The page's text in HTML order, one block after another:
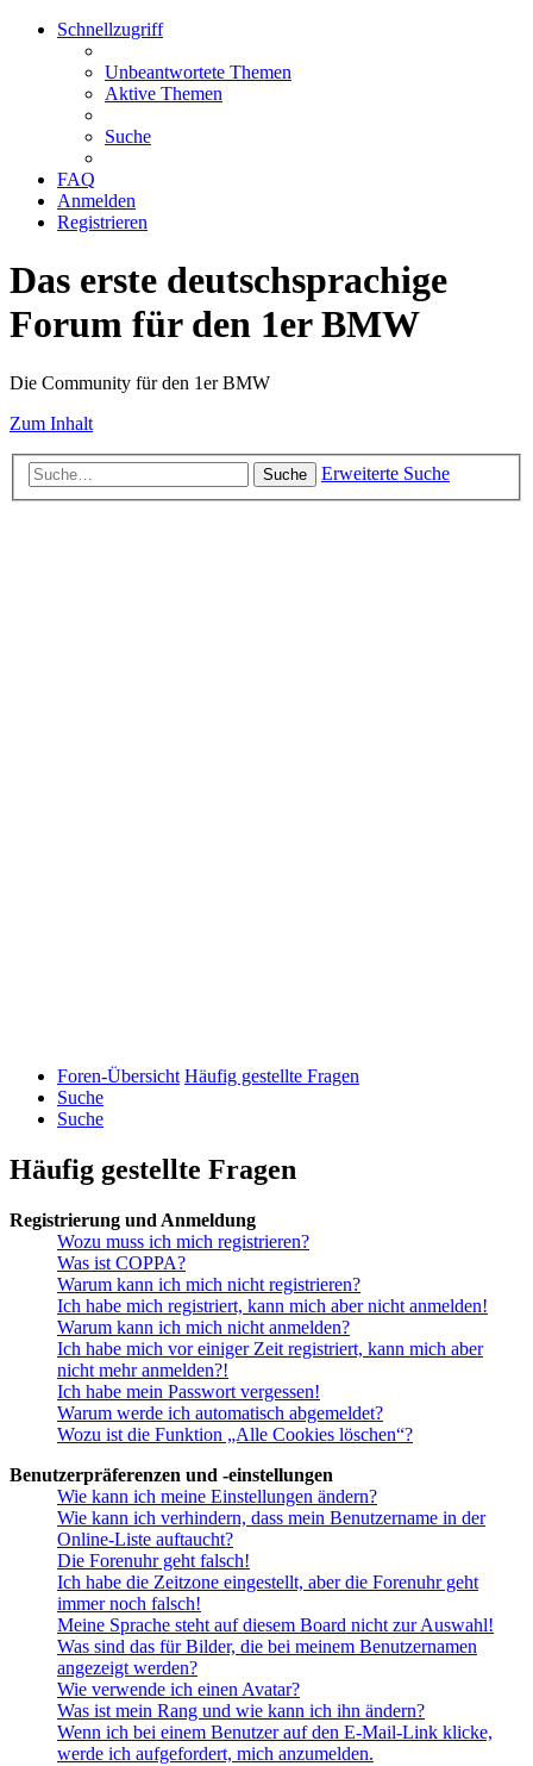
Schnellzugriff
Unbeantwortete Themen
Aktive Themen
Suche
FAQ
Anmelden
Registrieren
Das erste deutschsprachige
Forum für den 1er BMW
Die Community für den 1er BMW
Zum Inhalt
Suche Erweiterte Suche
Foren-Übersicht Häufig gestellte Fragen
Suche
Suche
Häufig gestellte Fragen
Registrierung und Anmeldung
Wozu muss ich mich registrieren?
Was ist COPPA?
Warum kann ich mich nicht registrieren?
Ich habe mich registriert, kann mich aber nicht anmelden!
Warum kann ich mich nicht anmelden?
Ich habe mich vor einiger Zeit registriert, kann mich aber
nicht mehr anmelden?!
Ich habe mein Passwort vergessen!
Warum werde ich automatisch abgemeldet?
Wozu ist die Funktion „Alle Cookies löschen“?
Benutzerpräferenzen und -einstellungen
Wie kann ich meine Einstellungen ändern?
Wie kann ich verhindern, dass mein Benutzername in der
Online-Liste auftaucht?
Die Forenuhr geht falsch!
Ich habe die Zeitzone eingestellt, aber die Forenuhr geht
immer noch falsch!
Meine Sprache steht auf diesem Board nicht zur Auswahl!
Was sind das für Bilder, die bei meinem Benutzernamen
angezeigt werden?
Wie verwende ich einen Avatar?
Was ist mein Rang und wie kann ich ihn ändern?
Wenn ich bei einem Benutzer auf den E-Mail-Link klicke,
werde ich aufgefordert, mich anzumelden.